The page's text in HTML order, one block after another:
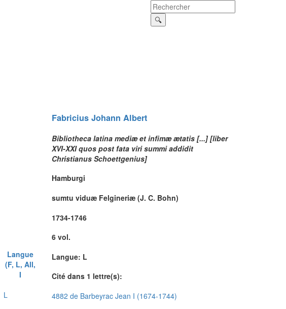
Langue
(F, L, All,
I
L
Fabricius Johann Albert
Bibliotheca latina mediæ et infimæ ætatis [...] [liber
XVI-XXI quos post fata viri summi addidit
Christianus Schoettgenius]
Hamburgi
sumtu viduæ Felgineriæ (J. C. Bohn)
1734-1746
6 vol.
Langue: L
Cité dans 1 lettre(s):
4882 de Barbeyrac Jean I (1674-1744)